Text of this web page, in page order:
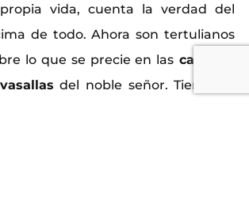
vida, cuenta la verdad del
de todo. Ahora son tertulianos
lo que se precie en las cadenas
del noble señor. Tienen el